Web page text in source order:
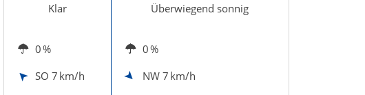
Klar Überwiegend sonnig
0 %
0 %
SO 7 km/h NW 7 km/h